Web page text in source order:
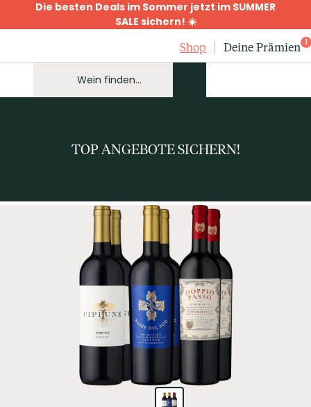
Die besten Deals im Sommer jetzt im SUMMER
SALE sichern! ☀️
Shop
Deine Prämien 1
TOP ANGEBOTE SICHERN!